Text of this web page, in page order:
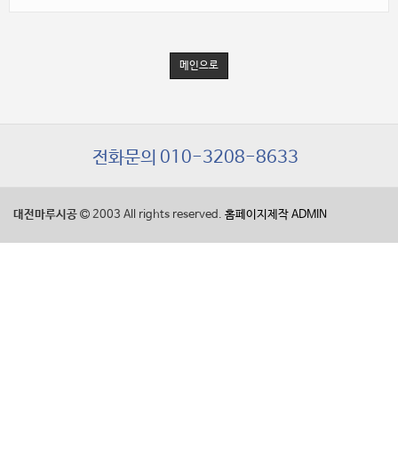
메인으로
전화문의 010-3208-8633
대전마루시공 2003 All rights reserved. 홈페이지제작 ADMIN